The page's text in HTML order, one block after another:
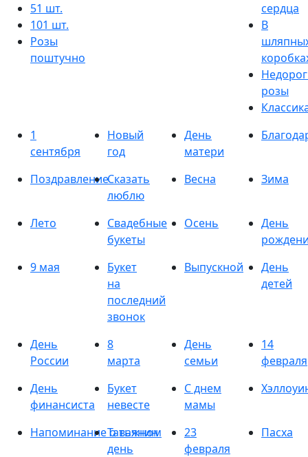
51 шт.
101 шт.
Розы
поштучно
сердца
В
розы
1
сентября
Новый
год
День
матери
ПоздравлениеСказать
люблю
Весна Зима
Лето
Свадебные
букеты
Осень
День
9 мая
Букет
на
последний
звонок
Выпускной
День
детей
День
России
8
марта
День
семьи
14
февраля
День
финансиста
Букет
невесте
С днем
мамы
Напоминание о важном
Татьянин
день
23
февраля
Пасха